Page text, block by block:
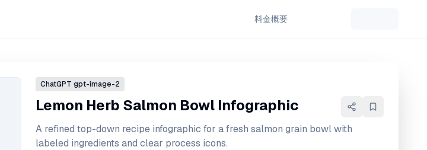
料金概要
ChatGPT gpt-image-2
Lemon Herb Salmon Bowl Infographic
A refined top-down recipe infographic for a fresh salmon grain bowl with
labeled ingredients and clear process icons.